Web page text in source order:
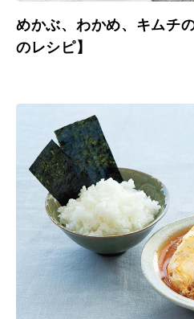
めかぶ、わかめ、キムチ
のレシピ】